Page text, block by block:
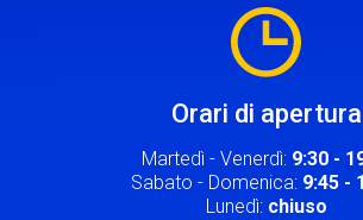
Orari di apertura
Martedì - Venerdì: 9:30 -
Sabato - Domenica: 9:45 -
Lunedì: chiuso